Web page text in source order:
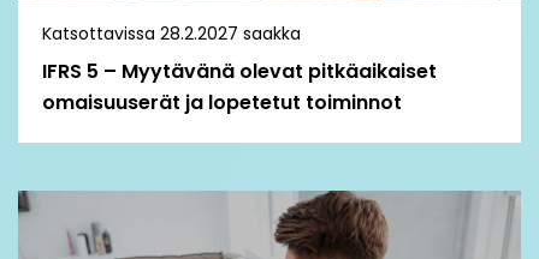
Katsottavissa 28.2.2027 saakka
IFRS 5 – Myytävänä olevat pitkäaikaiset
omaisuuserät ja lopetetut toiminnot